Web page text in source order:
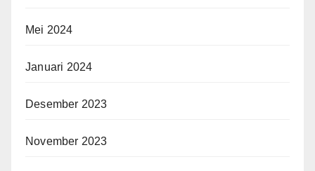
Mei 2024
Januari 2024
Desember 2023
November 2023